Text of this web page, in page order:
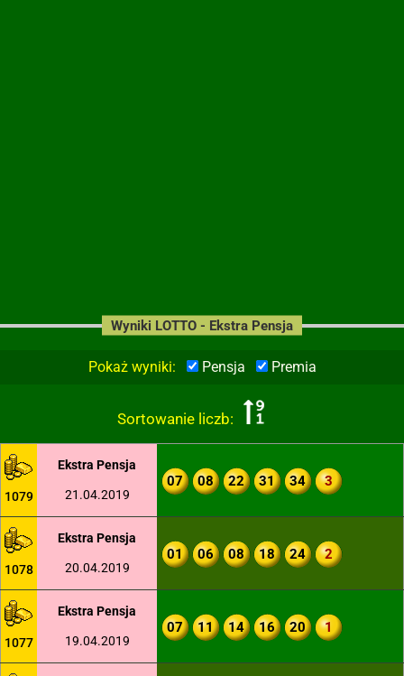
Pokaż wyniki: Pensja Premia
Sortowanie liczb:
Wyniki LOTTO - Ekstra Pensja
1079
Ekstra Pensja
21.04.2019
07 08 22 31 34 3
1078
Ekstra Pensja
20.04.2019
01 06 08 18 24 2
1077
Ekstra Pensja
19.04.2019
07 11 14 16 20 1